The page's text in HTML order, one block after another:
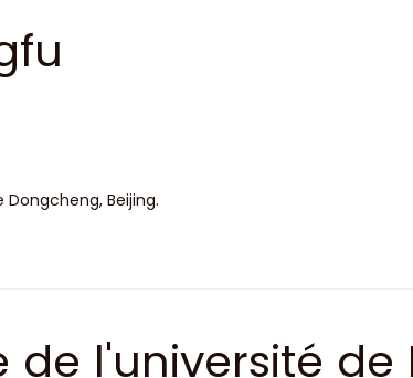
Beijing.
l'université de